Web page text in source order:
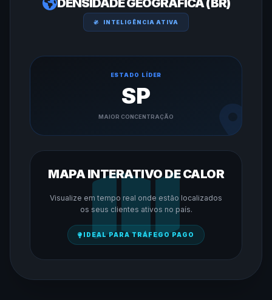
DENSIDADE GEOGRÁFICA (BR)
INTELIGÊNCIA ATIVA
ESTADO LÍDER
SP
MAIOR CONCENTRAÇÃO
MAPA INTERATIVO DE CALOR
Visualize em tempo real onde estão localizados
os seus clientes ativos no país.
IDEAL PARA TRÁFEGO PAGO